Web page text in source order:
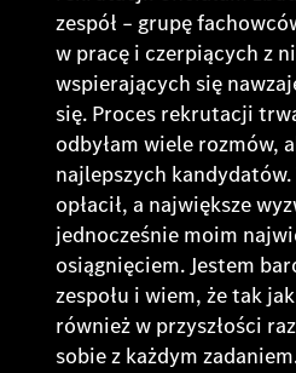
zespół – grupę
w pracę i czerpiących z
wspierających się
się. Proces rekrutacji
odbyłam wiele rozmów,
najlepszych kandydatów.
opłacił, a największe
jednocześnie moim
osiągnięciem. Jestem
zespołu i wiem, że tak
również w przyszłości
sobie z każdym